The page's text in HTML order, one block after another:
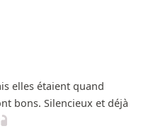
elles étaient quand
bons. Silencieux et déjà